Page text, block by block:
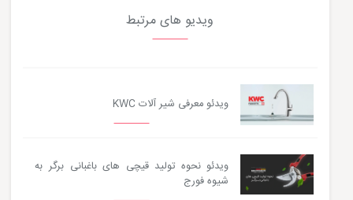
ویدیو های مرتبط
ویدئو معرفی شیر آلات KWC
ویدئو نحوه تولید قیچی های باغبانی برگر به
شیوه فورج